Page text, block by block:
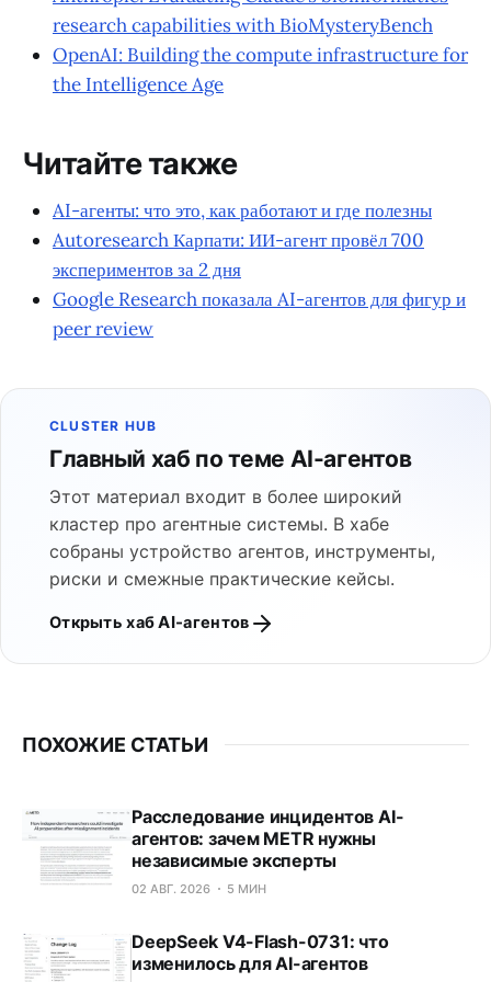
research capabilities with BioMysteryBench
OpenAI: Building the compute infrastructure for
the Intelligence Age
Читайте также
AI-агенты: что это, как работают и где полезны
Autoresearch Карпати: ИИ-агент провёл 700
экспериментов за 2 дня
Google Research показала AI-агентов для фигур и
peer review
CLUSTER HUB
Главный хаб по теме AI-агентов
Этот материал входит в более широкий
кластер про агентные системы. В хабе
собраны устройство агентов, инструменты,
риски и смежные практические кейсы.
Открыть хаб AI-агентов
ПОХОЖИЕ СТАТЬИ
Расследование инцидентов AI-
агентов: зачем METR нужны
независимые эксперты
02 АВГ. 2026 5 МИН
DeepSeek V4-Flash-0731: что
изменилось для AI-агентов